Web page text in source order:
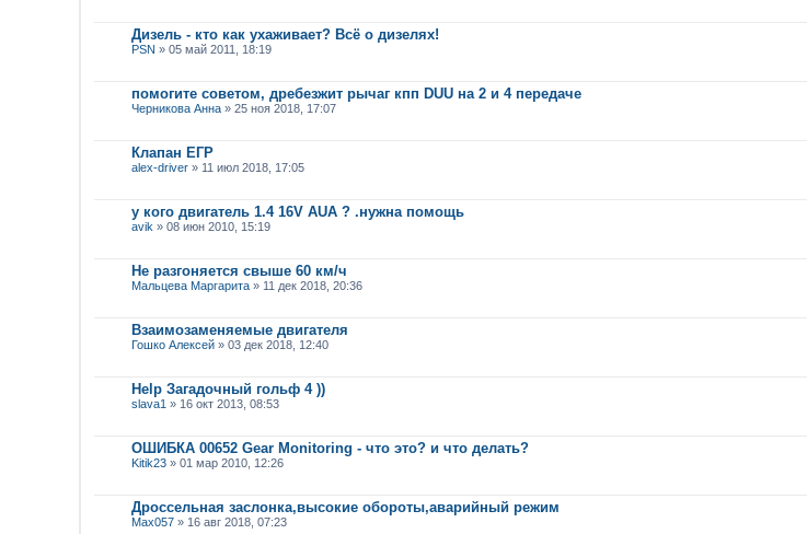
Дизель - кто как ухаживает? Всё о дизелях!
PSN » 05 май 2011, 18:19
помогите советом, дребезжит рычаг кпп DUU на 2 и 4 передаче
Черникова Анна » 25 ноя 2018, 17:07
Клапан ЕГР
alex-driver » 11 июл 2018, 17:05
у кого двигатель 1.4 16V AUA ? .нужна помощь
avik » 08 июн 2010, 15:19
Не разгоняется свыше 60 км/ч
Мальцева Маргарита » 11 дек 2018, 20:36
Взаимозаменяемые двигателя
Гошко Алексей » 03 дек 2018, 12:40
Help Загадочный гольф 4 ))
slava1 » 16 окт 2013, 08:53
ОШИБКА 00652 Gear Monitoring - что это? и что делать?
Kitik23 » 01 мар 2010, 12:26
Дроссельная заслонка,высокие обороты,аварийный режим
Max057 » 16 авг 2018, 07:23